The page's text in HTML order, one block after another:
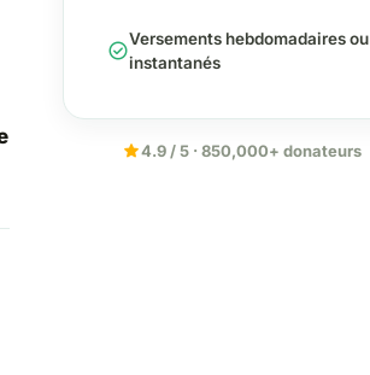
check_circleVersements hebdomadaires ou
instantanés
star4.9 / 5 · 850,000+ donateurs